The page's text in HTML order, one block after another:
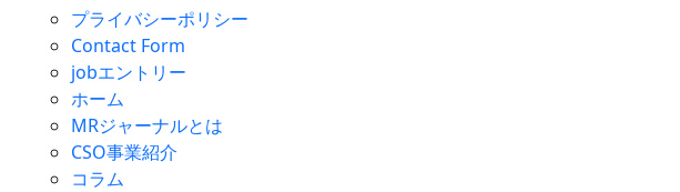
プライバシーポリシー
Contact Form
jobエントリー
ホーム
MRジャーナルとは
CSO事業紹介
コラム